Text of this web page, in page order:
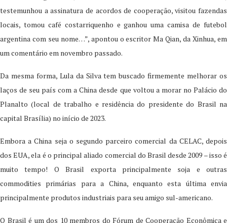
testemunhou a assinatura de acordos de cooperação, visitou fazendas
locais, tomou café costarriquenho e ganhou uma camisa de futebol
argentina com seu nome…”, apontou o escritor Ma Qian, da Xinhua, em
um comentário em novembro passado.
Da mesma forma, Lula da Silva tem buscado firmemente melhorar os
laços de seu país com a China desde que voltou a morar no Palácio do
Planalto (local de trabalho e residência do presidente do Brasil na
capital Brasília) no início de 2023.
Embora a China seja o segundo parceiro comercial da CELAC, depois
dos EUA, ela é o principal aliado comercial do Brasil desde 2009 – isso é
muito tempo! O Brasil exporta principalmente soja e outras
commodities primárias para a China, enquanto esta última envia
principalmente produtos industriais para seu amigo sul-americano.
O Brasil é um dos 10 membros do Fórum de Cooperação Econômica e